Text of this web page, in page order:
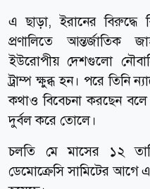
এ ছাড়া, ইরানের
প্রণালিতে আন্তর্জাতিক
ইউরোপীয় দেশগুলো
ট্রাম্প ক্ষুব্ধ হন। পরে তিনি
কথাও বিবেচনা করছেন
দুর্বল করে তোলে।
চলতি মে মাসের ১২
ডেমোক্রেসি সামিটের আগে